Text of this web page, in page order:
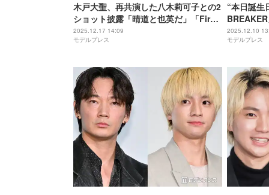
木戸大聖、再共演した八木莉可子との2
ショット披露「晴道と也英だ」「First
Loveカップル尊い」の声
2025.12.17 14:09
モデルプレス
“本日誕生
上恒司と
占】
2025.12.10
モデルプレス